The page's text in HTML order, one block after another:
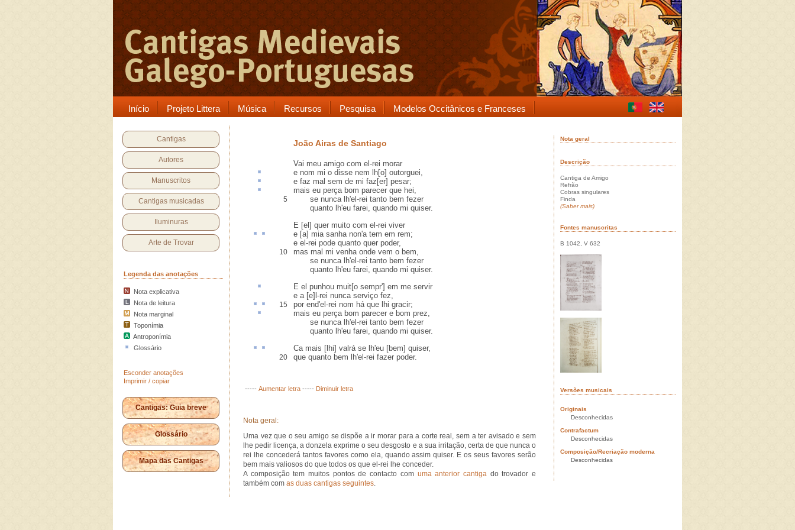
Início Projeto Littera Música Recursos Pesquisa Modelos Occitânicos e Franceses
Cantigas
Autores
Manuscritos
Cantigas musicadas
Iluminuras
Arte de Trovar
Legenda das anotações
Nota explicativa
Nota de leitura
Nota marginal
Toponímia
Antroponímia
Glossário
Esconder anotações
Imprimir / copiar
Cantigas: Guia breve
Glossário
Mapa das Cantigas
João Airas de Santiago
Vai meu amigo com el-rei morar
e nom mi o disse nem lh[o] outorguei,
e faz mal sem de mi faz[er] pesar;
mais eu perçabom parecer que hei,
5
se nunca lh'el-rei tanto bem fezer
quanto lh'eu farei, quando mi quiser.
E [el] quer muito com el-rei viver
e [a] mia sanhanon'a tem em rem;
e el-rei pode quanto quer poder,
10
mas mal mi venha onde vem o bem,
se nunca lh'el-rei tanto bem fezer
quanto lh'eu farei, quando mi quiser.
E el punhou muit[o sempr'] em me servir
e a [e]l-rei nunca serviço fez,
15 por end'el-rei nom há que lhi gracir;
mais eu perça bom parecer e bom prez,
se nunca lh'el-rei tanto bem fezer
quanto lh'eu farei, quando mi quiser.
Camais [lhi] valráse lh'eu [bem] quiser,
20 que quanto bem lh'el-rei fazer poder.
----- Aumentar letra ----- Diminuir letra
Nota geral:
Uma vez que o seu amigo se dispõe a ir morar para a corte real, sem a ter avisado e sem
lhe pedir licença, a donzela exprime o seu desgosto e a sua irritação, certa de que nunca o
rei lhe concederá tantos favores como ela, quando assim quiser. E os seus favores serão
bem mais valiosos do que todos os que el-rei lhe conceder.
A composição tem muitos pontos de contacto com uma anterior cantigado trovador e
também com as duas cantigas seguintes.
Nota geral
Descrição
Cantiga de Amigo
Refrão
Cobras singulares
Finda
(Saber mais)
Fontes manuscritas
B 1042, V 632
Versões musicais
Originais
Desconhecidas
Contrafactum
Desconhecidas
Composição/Recriação moderna
Desconhecidas